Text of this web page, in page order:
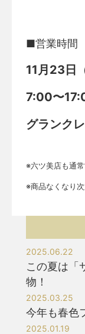
■営業時間
11月23日
7:00〜
グランク
※六ツ美店も通
※商品なくなり
2025.06.22
この夏は「
物！
2025.03.25
今年も春色
2025.01.19